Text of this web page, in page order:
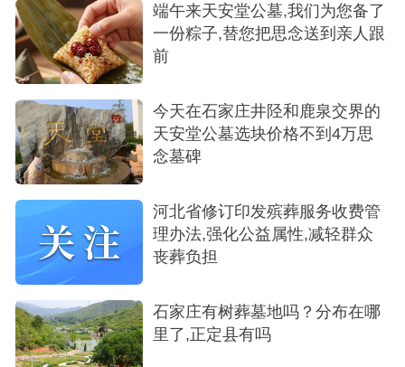
端午来天安堂公墓,我们为您备了
一份粽子,替您把思念送到亲人跟
前
今天在石家庄井陉和鹿泉交界的
天安堂公墓选块价格不到4万思
念墓碑
河北省修订印发殡葬服务收费管
理办法,强化公益属性,减轻群众
丧葬负担
石家庄有树葬墓地吗？分布在哪
里了,正定县有吗